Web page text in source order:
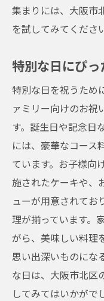
集まりには、大阪市
を試してみてくださ
特別な日にぴ
特別な日を祝うため
ァミリー向けのお祝
す。誕生日や記念日
には、豪華なコース
ています。お子様向
施されたケーキや、
ューが用意されてお
理が揃っています。
がら、美味しい料理
思い出深いものにな
な日は、大阪市北区
してみてはいかがで